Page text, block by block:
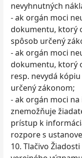
nevyhnutných
- ak orgán moci
dokumentu, ktorý
spôsob určený
- ak orgán moci
dokumentu, ktorý
resp. nevydá
určený zákonom;
- ak orgán moci
znemožňuje
prístup k
rozpore s
10. Tlačivo